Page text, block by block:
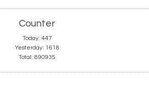
Counter
Today: 447
Yesterday: 1618
Total: 890935